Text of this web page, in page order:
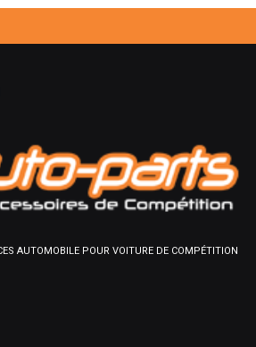
AUTOMOBILE POUR VOITURE DE COMPÉTITION